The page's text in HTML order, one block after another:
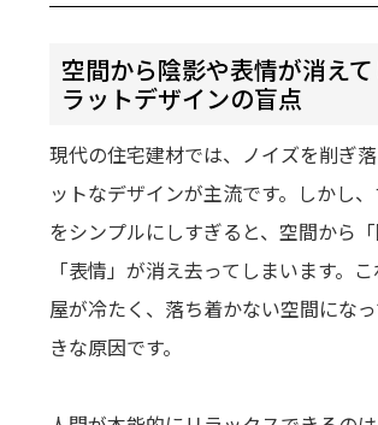
空間から陰影や表情が消え
ラットデザインの盲点
現代の住宅建材では、ノイズを削ぎ
ットなデザインが主流です。しかし
をシンプルにしすぎると、空間から
「表情」が消え去ってしまいます。
屋が冷たく、落ち着かない空間にな
きな原因です。